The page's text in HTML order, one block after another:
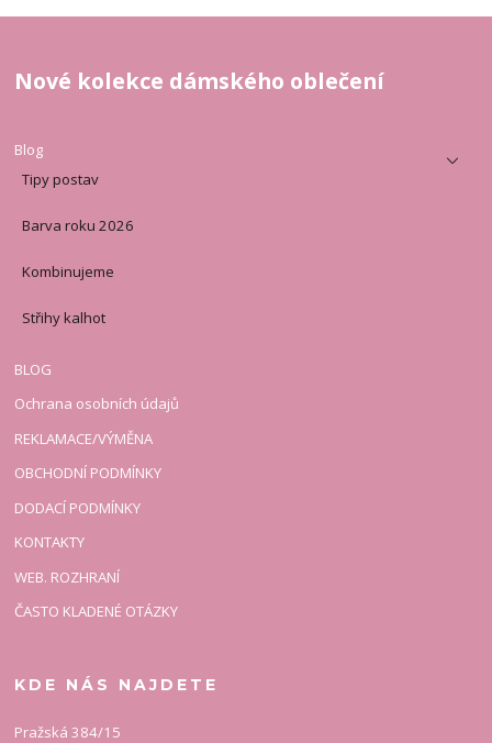
Nové kolekce dámského oblečení
Blog
Tipy postav
Barva roku 2026
Kombinujeme
Střihy kalhot
BLOG
Ochrana osobních údajů
REKLAMACE/VÝMĚNA
OBCHODNÍ PODMÍNKY
DODACÍ PODMÍNKY
KONTAKTY
WEB. ROZHRANÍ
ČASTO KLADENÉ OTÁZKY
KDE NÁS NAJDETE
Pražská 384/15